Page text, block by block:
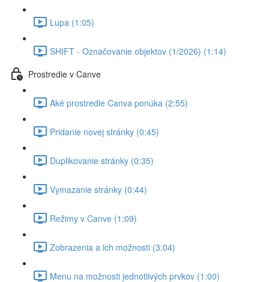
Lupa (1:05)
SHIFT - Označovanie objektov (1/2026) (1:14)
Prostredie v Canve
Aké prostredie Canva ponúka (2:55)
Pridanie novej stránky (0:45)
Duplikovanie stránky (0:35)
Vymazanie stránky (0:44)
Režimy v Canve (1:09)
Zobrazenia a ich možnosti (3:04)
Menu na možnosti jednotlivých prvkov (1:00)